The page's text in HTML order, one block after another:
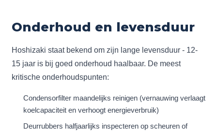
Onderhoud en levensduur
Hoshizaki staat bekend om zijn lange levensduur - 12-
15 jaar is bij goed onderhoud haalbaar. De meest
kritische onderhoudspunten:
Condensorfilter maandelijks reinigen (vernauwing verlaagt
koelcapaciteit en verhoogt energieverbruik)
Deurrubbers halfjaarlijks inspecteren op scheuren of